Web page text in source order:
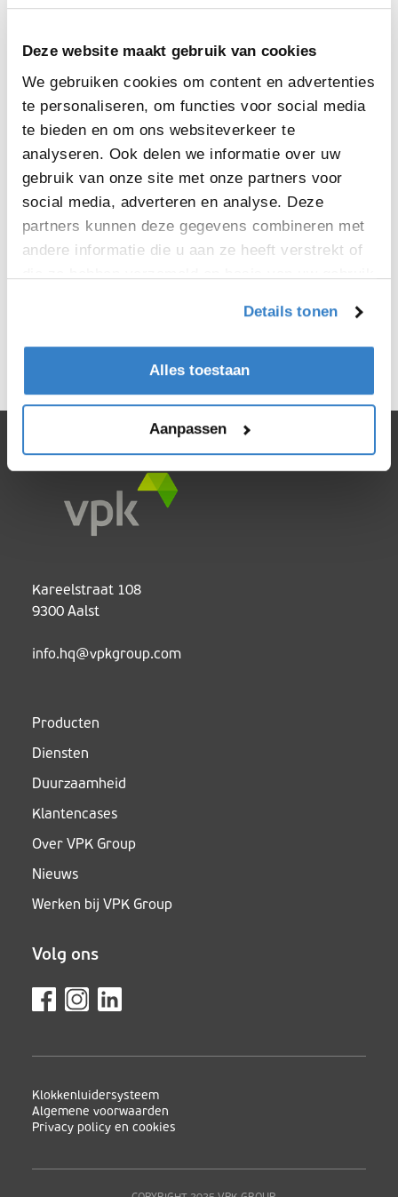
Deze website maakt gebruik van cookies
We gebruiken cookies om content en advertenties
te personaliseren, om functies voor social media
te bieden en om ons websiteverkeer te
analyseren. Ook delen we informatie over uw
gebruik van onze site met onze partners voor
social media, adverteren en analyse. Deze
partners kunnen deze gegevens combineren met
andere informatie die u aan ze heeft verstrekt of
die ze hebben verzameld op basis van uw gebruik
Details tonen
Alles toestaan
Aanpassen
als de diensten vervolledigen.
“Onze Groep kent een succesvolle
geschiedenis van lokaal ondernemerschap.
De opstart in Wallonië is dus volledig in lijn
met onze bewezen bedrijfsstrategie. We
kijken ernaar uit om onze aanwezigheid op
de lokale markt uit te breiden en onze
dienstverlening aan bestaande klanten uit
te breiden” aldus CEO Pierre Macharis.
Delen
Kareelstraat 108
9300 Aalst
info.hq@vpkgroup.com
Producten
Diensten
Duurzaamheid
Klantencases
Over VPK Group
Nieuws
Werken bij VPK Group
Volg ons
Klokkenluidersysteem
Algemene voorwaarden
Privacy policy en cookies